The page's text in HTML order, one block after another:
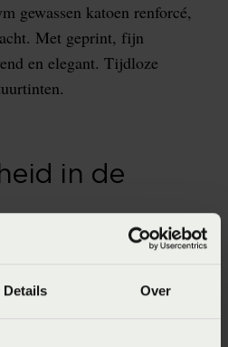
Details Over
gewassen katoen renforcé,
Met geprint, fijn
en elegant. Tijdloze
in de
zijn niet altijd verkrijgbaar in
beschikbaarheid.